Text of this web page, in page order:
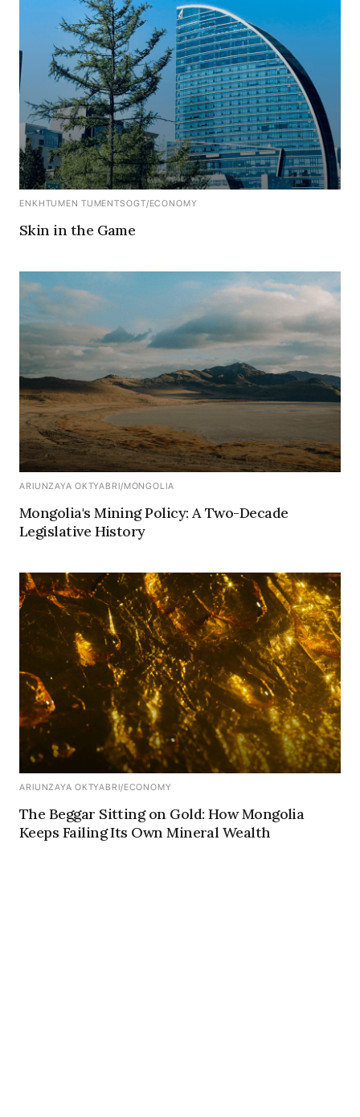
ENKHTUMEN TUMENTSOGT/ECONOMY
Skin in the Game
ARIUNZAYA OKTYABRI/MONGOLIA
Mongolia's Mining Policy: A Two-Decade
Legislative History
ARIUNZAYA OKTYABRI/ECONOMY
The Beggar Sitting on Gold: How Mongolia
Keeps Failing Its Own Mineral Wealth